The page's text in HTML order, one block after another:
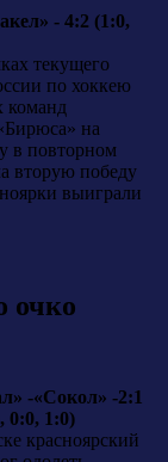
- 4:2 (1:0,
текущего
по хоккею
команд
на
в повторном
вторую победу
выиграли
очко
-«Сокол» -2:1
0:0, 1:0)
красноярский